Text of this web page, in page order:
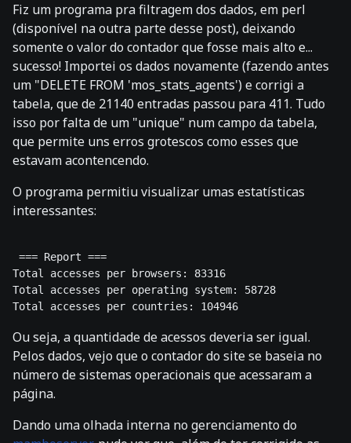
Fiz um programa pra filtragem dos dados, em perl
(disponível na outra parte desse post), deixando
somente o valor do contador que fosse mais alto e...
sucesso! Importei os dados novamente (fazendo antes
um "DELETE FROM 'mos_stats_agents') e corrigi a
tabela, que de 21140 entradas passou para 411. Tudo
isso por falta de um "unique" num campo da tabela,
que permite uns erros grotescos como esses que
estavam acontencendo.
O programa permitiu visualizar umas estatísticas
interessantes:
=== Report ===
Total accesses per browsers: 83316
Total accesses per operating system: 58728
Ou seja, a quantidade de acessos deveria ser igual.
Pelos dados, vejo que o contador do site se baseia no
número de sistemas operacionais que acessaram a
página.
Dando uma olhada interna no gerenciamento do